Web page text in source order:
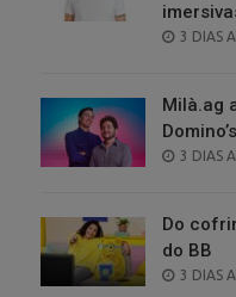
POSTED
3 DIAS
Milà.ag
Domino’s
POSTED
3 DIAS
Do
do BB
POSTED
3 DIAS